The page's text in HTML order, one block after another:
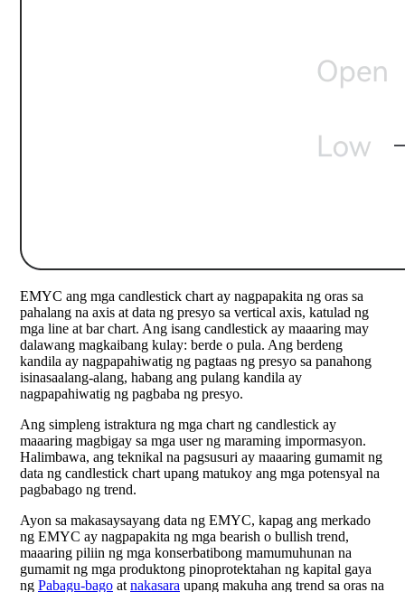
EMYC ang mga candlestick chart ay nagpapakita ng oras sa
pahalang na axis at data ng presyo sa vertical axis, katulad ng
mga line at bar chart. Ang isang candlestick ay maaaring may
dalawang magkaibang kulay: berde o pula. Ang berdeng
kandila ay nagpapahiwatig ng pagtaas ng presyo sa panahong
isinasaalang-alang, habang ang pulang kandila ay
nagpapahiwatig ng pagbaba ng presyo.
Ang simpleng istraktura ng mga chart ng candlestick ay
maaaring magbigay sa mga user ng maraming impormasyon.
Halimbawa, ang teknikal na pagsusuri ay maaaring gumamit ng
data ng candlestick chart upang matukoy ang mga potensyal na
pagbabago ng trend.
Ayon sa makasaysayang data ng EMYC, kapag ang merkado
ng EMYC ay nagpapakita ng mga bearish o bullish trend,
maaaring piliin ng mga konserbatibong mamumuhunan na
gumamit ng mga produktong pinoprotektahan ng kapital gaya
ng Pabagu-bago at nakasara upang makuha ang trend sa oras na